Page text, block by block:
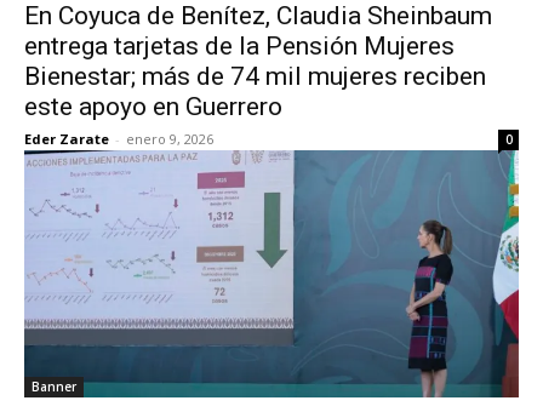
En Coyuca de Benítez, Claudia Sheinbaum
entrega tarjetas de la Pensión Mujeres
Bienestar; más de 74 mil mujeres reciben
este apoyo en Guerrero
Eder Zarate - enero 9, 2026 0
Banner